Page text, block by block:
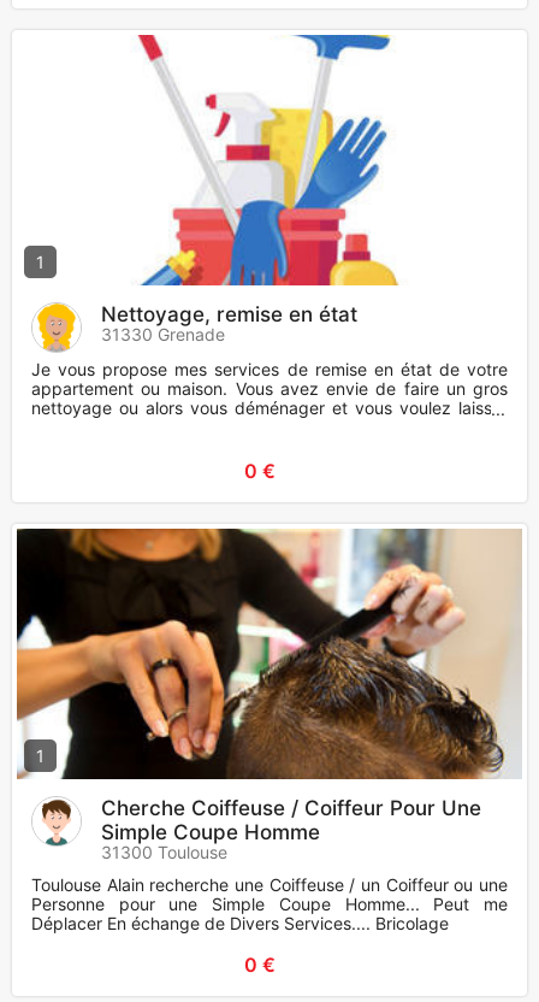
1
Nettoyage, remise en état
31330 Grenade
Je vous propose mes services de remise en état de votre
appartement ou maison. Vous avez envie de faire un gros
nettoyage ou alors vous déménager et vous voulez laisser
0 €
1
Cherche Coiffeuse / Coiffeur Pour Une
Simple Coupe Homme
31300 Toulouse
Toulouse Alain recherche une Coiffeuse / un Coiffeur ou une
Personne pour une Simple Coupe Homme... Peut me
Déplacer En échange de Divers Services.... Bricolage
0 €